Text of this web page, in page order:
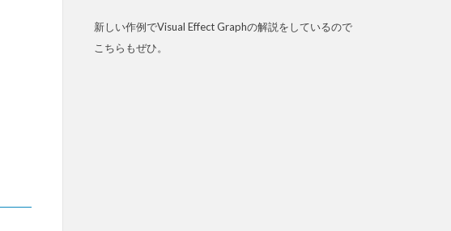
新しい作例でVisual Effect Graphの解説をしているので
こちらもぜひ。